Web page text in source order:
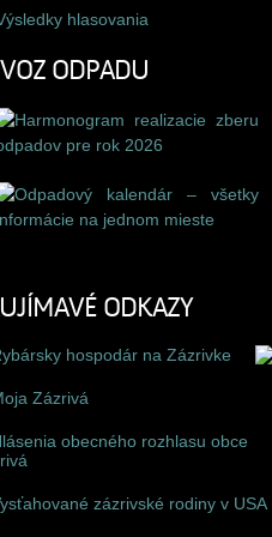
hlasovania
ODPADU
ODKAZY